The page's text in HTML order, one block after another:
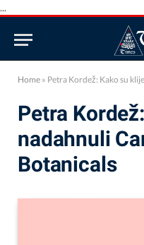
...
Home » Petra Kordež: Kako su
Petra
nadahnuli
Botanicals